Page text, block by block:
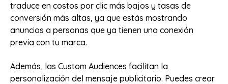
traduce en costos por clic más bajos y tasas de
conversión más altas, ya que estás mostrando
anuncios a personas que ya tienen una conexión
previa con tu marca.
Además, las Custom Audiences facilitan la
personalización del mensaje publicitario. Puedes crear